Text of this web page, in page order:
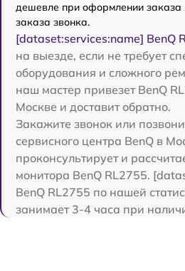
дешевле при оформлении заказа
заказа звонка.
[dataset:services:name] BenQ
на выезде, если не требует
оборудования и сложного
наш мастер привезет BenQ
Москве и доставит обратно.
Закажите звонок или
сервисного центра BenQ в
проконсультирует и
монитора BenQ RL2755.
BenQ RL2755 по нашей
занимает 3-4 часа при